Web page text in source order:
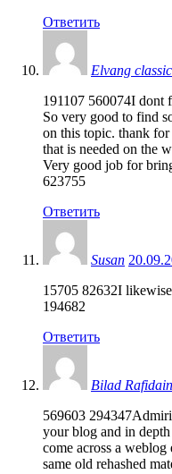
Ответить
Elvang
191107 560074I dont
So very good to find
on this topic. thank
that is needed on the
Very good job for
623755
Ответить
Susan
15705 82632I
194682
Ответить
Bilad Rafidain
569603
your blog and in
come across a
same old rehashed